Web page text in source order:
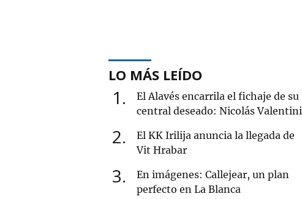
LO MÁS LEÍDO
1
El Alavés encarrila el fichaje de su
central deseado: Nicolás Valentini
2
El KK Irilija anuncia la llegada de
Vit Hrabar
3
En imágenes: Callejear, un plan
perfecto en La Blanca